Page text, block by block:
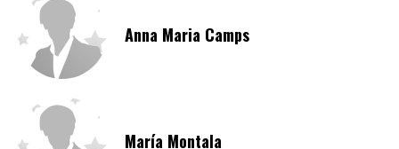
Anna Maria Camps
María Montala